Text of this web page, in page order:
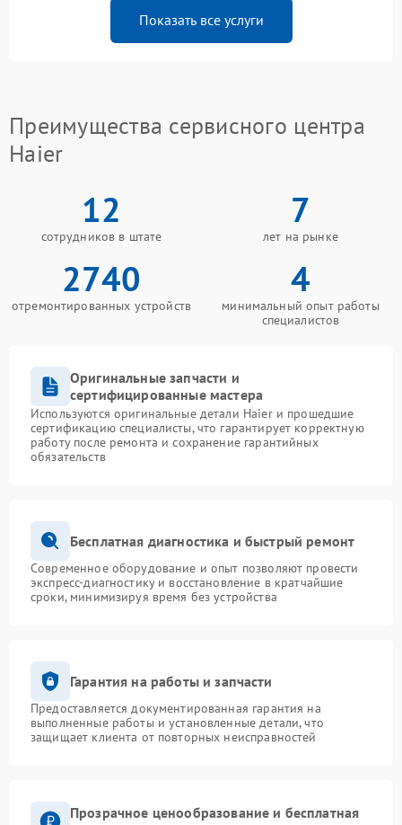
Показать все услуги
Преимущества сервисного центра
Haier
12
сотрудников в штате
7
лет на рынке
2740
отремонтированных устройств
4
минимальный опыт работы
специалистов
Оригинальные запчасти и
сертифицированные мастера
Используются оригинальные детали Haier и прошедшие
сертификацию специалисты, что гарантирует корректную
работу после ремонта и сохранение гарантийных
обязательств
Бесплатная диагностика и быстрый ремонт
Современное оборудование и опыт позволяют провести
экспресс-диагностику и восстановление в кратчайшие
сроки, минимизируя время без устройства
Гарантия на работы и запчасти
Предоставляется документированная гарантия на
выполненные работы и установленные детали, что
защищает клиента от повторных неисправностей
Прозрачное ценообразование и бесплатная